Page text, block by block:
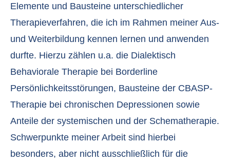
Elemente und Bausteine unterschiedlicher
Therapieverfahren, die ich im Rahmen meiner Aus-
und Weiterbildung kennen lernen und anwenden
durfte. Hierzu zählen u.a. die Dialektisch
Behaviorale Therapie bei Borderline
Persönlichkeitsstörungen, Bausteine der CBASP-
Therapie bei chronischen Depressionen sowie
Anteile der systemischen und der Schematherapie.
Schwerpunkte meiner Arbeit sind hierbei
besonders, aber nicht ausschließlich für die